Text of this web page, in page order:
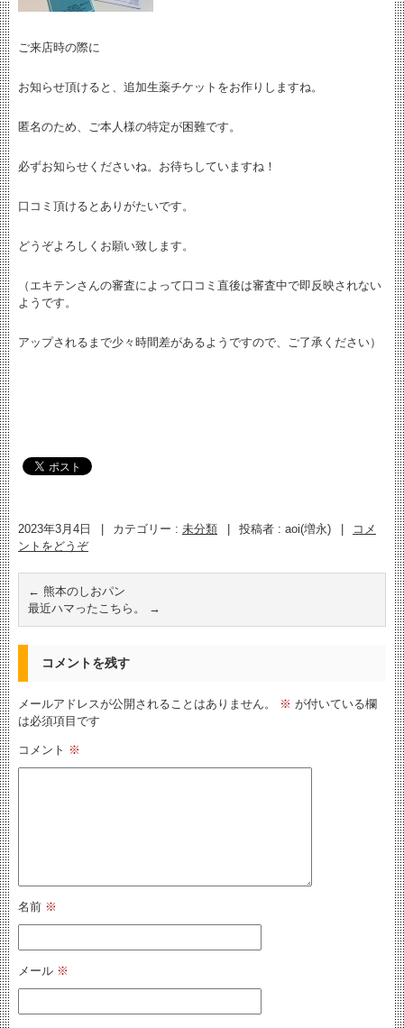
ご来店時の際に
お知らせ頂けると、追加生薬チケットをお作りしますね。
匿名のため、ご本人様の特定が困難です。
必ずお知らせくださいね。お待ちしていますね！
口コミ頂けるとありがたいです。
どうぞよろしくお願い致します。
（エキテンさんの審査によって口コミ直後は審査中で即反映されない
ようです。
アップされるまで少々時間差があるようですので、ご了承ください）
2023年3月4日 カテゴリー : 未分類 投稿者 : aoi(増永)
コメ
ントをどうぞ
← 熊本のしおパン
最近ハマったこちら。
→
コメントを残す
メールアドレスが公開されることはありません。 ※ が付いている欄
は必須項目です
コメント ※
名前 ※
メール ※